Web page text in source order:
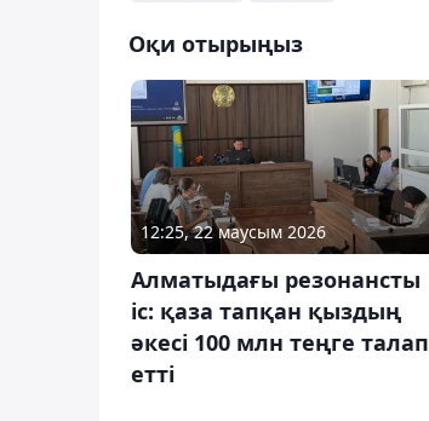
Оқи отырыңыз
12:25, 22 маусым 2026
Алматыдағы резонансты
іс: қаза тапқан қыздың
әкесі 100 млн теңге талап
етті